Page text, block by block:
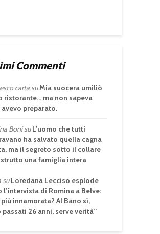
Commenti
carta suMia suocera umiliò
ristorante… ma non sapeva
avevo preparato.
BonisuL’uomo che tutti
ha salvato quella cagna
ma il segreto sotto il collare
una famiglia intera
suLoredana Lecciso esplode
l’intervista di Romina a Belve:
più innamorata? Al Bano sì,
passati 26 anni, serve verità”